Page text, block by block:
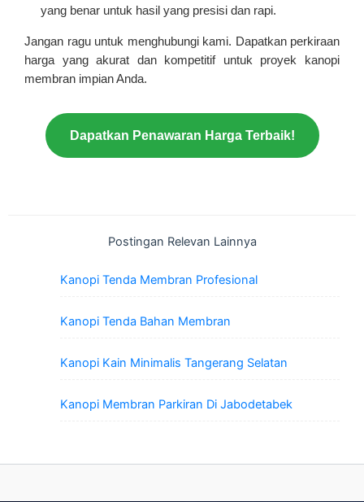
yang benar untuk hasil yang presisi dan rapi.
Jangan ragu untuk menghubungi kami. Dapatkan perkiraan
harga yang akurat dan kompetitif untuk proyek kanopi
membran impian Anda.
Dapatkan Penawaran Harga Terbaik!
Postingan Relevan Lainnya
Kanopi Tenda Membran Profesional
Kanopi Tenda Bahan Membran
Kanopi Kain Minimalis Tangerang Selatan
Kanopi Membran Parkiran Di Jabodetabek